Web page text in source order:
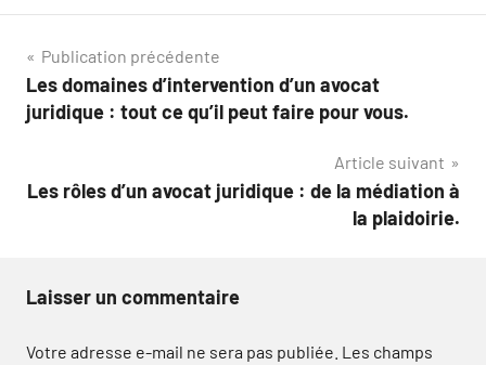
Navigation
de
Publication précédente
Les domaines d’intervention d’un avocat
juridique : tout ce qu’il peut faire pour vous.
Article suivant
Les rôles d’un avocat juridique : de la médiation à
la plaidoirie.
Laisser un commentaire
Votre adresse e-mail ne sera pas publiée. Les champs